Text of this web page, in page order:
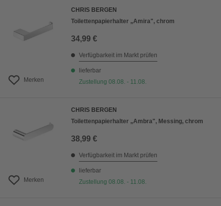
Merken
CHRIS BERGEN
Toilettenpapierhalter „Amira", chrom
34,99 €
Verfügbarkeit im Markt prüfen
lieferbar
Zustellung 08.08. - 11.08.
Merken
CHRIS BERGEN
Toilettenpapierhalter „Ambra", Messing, chrom
38,99 €
Verfügbarkeit im Markt prüfen
lieferbar
Zustellung 08.08. - 11.08.